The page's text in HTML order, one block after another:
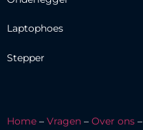
Laptophoes
Stepper
Home – Vragen – Over ons –